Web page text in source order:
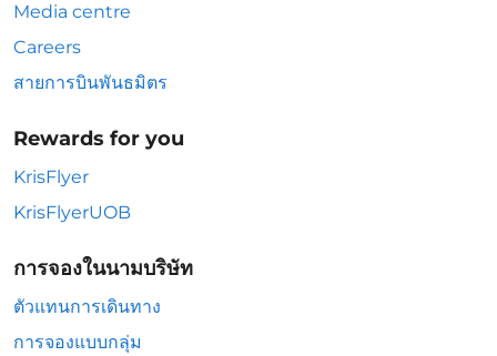
Media centre
Careers
สายการบินพันธมิตร
Rewards for you
KrisFlyer
KrisFlyerUOB
การจองในนามบริษัท
ตัวแทนการเดินทาง
การจองแบบกลุ่ม